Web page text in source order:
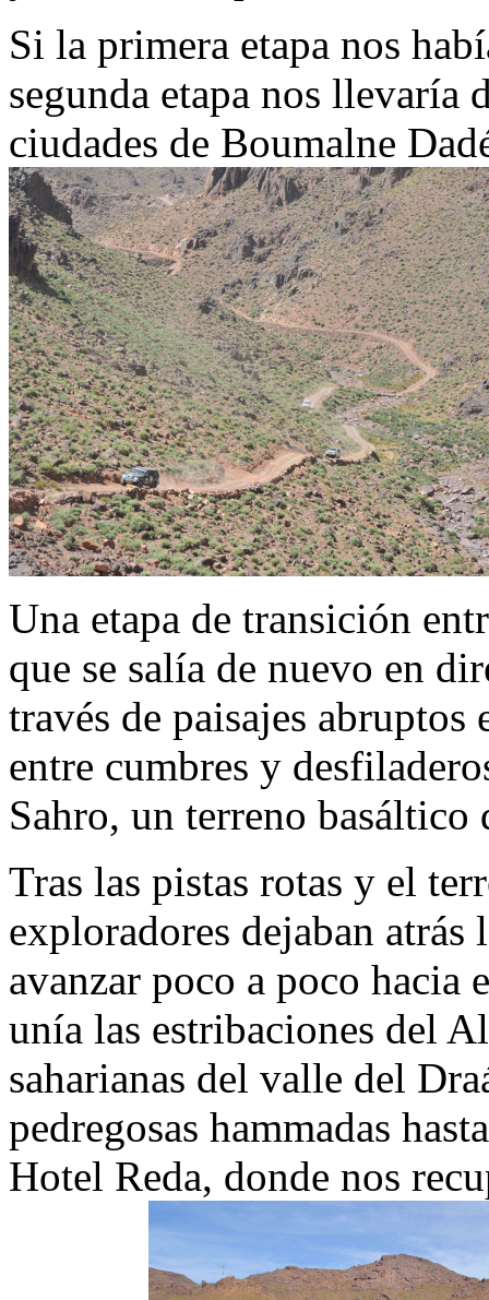
Si la primera etapa nos
segunda etapa nos llevaría
ciudades de Boumalne
Una etapa de transición
que se salía de nuevo en
través de paisajes
entre cumbres y
Sahro, un terreno
Tras las pistas rotas y el
exploradores dejaban atrás
avanzar poco a poco hacia
unía las estribaciones del
saharianas del valle del
pedregosas hammadas
Hotel Reda, donde nos